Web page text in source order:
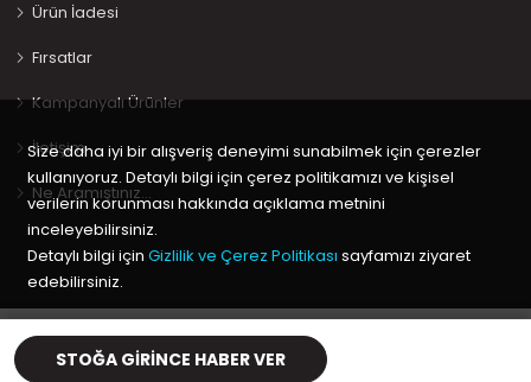
STOĞA GIRINCE HABER VER
Ürün İadesi
Fırsatlar
Kampanyalı Ürünler
İletişim
Ne Aramıştınız…
Yazılım
Size daha iyi bir alışveriş deneyimi sunabilmek için çerezler
kullanıyoruz. Detaylı bilgi için çerez politikamızı ve kişisel
verilerin korunması hakkında açıklama metnini
inceleyebilirsiniz.
Detaylı bilgi için Gizlilik ve Çerez Politikası sayfamızı ziyaret
edebilirsiniz.
Tamam